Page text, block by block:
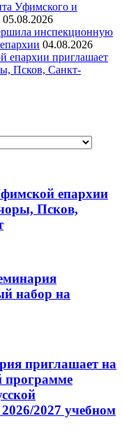
Уфимского и
05.08.2026
инспекционную
04.08.2026
епархии приглашает
Псков, Санкт-
епархии
Псков,
набор на
приглашает на
программе
2027 учебном